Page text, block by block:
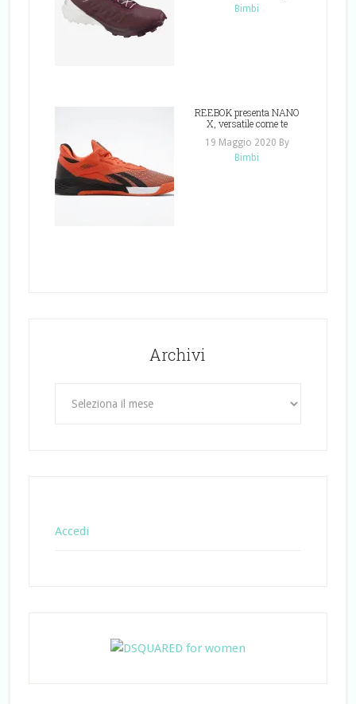
Bimbi
REEBOK presenta NANO
X, versatile come te
19 Maggio 2020 By
Bimbi
Archivi
Accedi